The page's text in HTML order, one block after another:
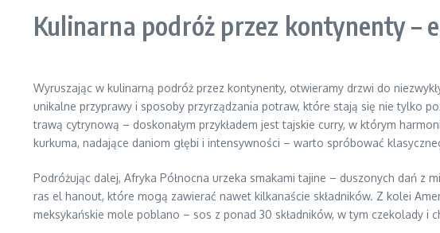
Kulinarna podróż przez kontynenty –
Wyruszając w kulinarną podróż przez kontynenty, otwieramy drzwi do
unikalne przyprawy i sposoby przyrządzania potraw, które stają się nie tylko
trawą cytrynową – doskonałym przykładem jest tajskie curry, w którym
kurkuma, nadające daniom głębi i intensywności – warto spróbować
Podróżując dalej, Afryka Północna urzeka smakami tajine – duszonych dań
ras el hanout, które mogą zawierać nawet kilkanaście składników. Z kolei
meksykańskie mole poblano – sos z ponad 30 składników, w tym czekolady